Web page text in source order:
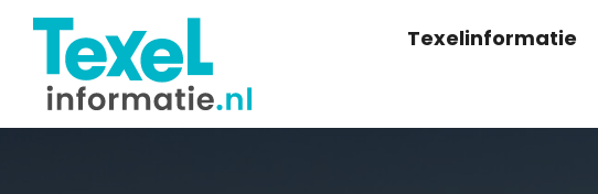
Texelinformatie